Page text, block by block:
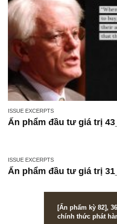
Ấn phẩm đầu tư giá trị
ISSUE EXCERPTS
Ấn phẩm đầu tư giá trị
ISSUE EXCERPTS